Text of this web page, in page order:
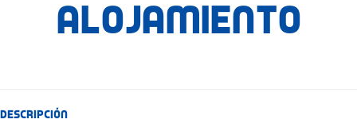
Alojamiento
Descripción